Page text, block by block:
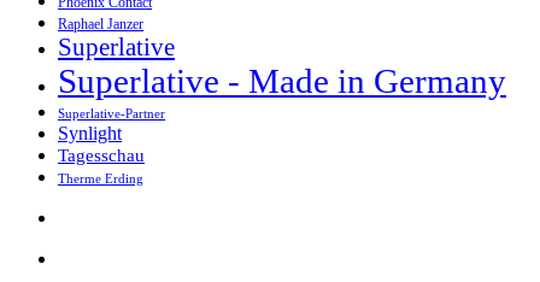
Raphael Janzer
Superlative
Superlative - Made in Germany
Superlative-Partner
Synlight
Tagesschau
Therme Erding